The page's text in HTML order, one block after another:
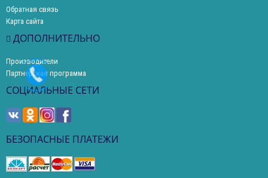
Обратная связь
Карта сайта
ДОПОЛНИТЕЛЬНО
Производители
Партнерская программа
СОЦИАЛЬНЫЕ СЕТИ
БЕЗОПАСНЫЕ ПЛАТЕЖИ